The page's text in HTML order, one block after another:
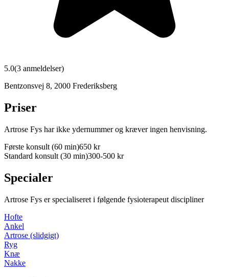
5.0(3 anmeldelser)
Bentzonsvej 8, 2000 Frederiksberg
Priser
Artrose Fys har ikke ydernummer og kræver ingen henvisning.
Første konsult (60 min)650 kr
Standard konsult (30 min)300-500 kr
Specialer
Artrose Fys er specialiseret i følgende fysioterapeut discipliner
Hofte
Ankel
Artrose (slidgigt)
Ryg
Knæ
Nakke